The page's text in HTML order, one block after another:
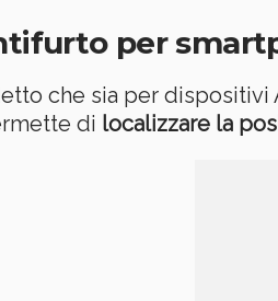
per
che sia per
di localizzare la